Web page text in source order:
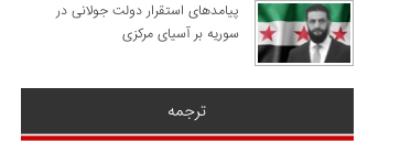
پیامدهای استقرار دولت جولانی در
سوریه بر آسیای مرکزی
ترجمه